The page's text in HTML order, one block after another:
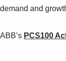
demand and
ABB’s PCS100